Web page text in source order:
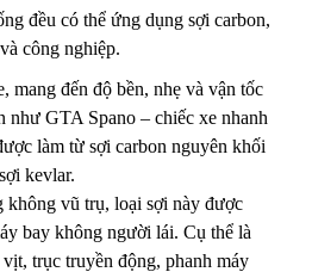
đều có thể ứng dụng sợi carbon,
công nghiệp.
mang đến độ bền, nhẹ và vận tốc
như GTA Spano – chiếc xe nhanh
làm từ sợi carbon nguyên khối
sợi kevlar.
không vũ trụ, loại sợi này được
bay không người lái. Cụ thể là
trục truyền động, phanh máy